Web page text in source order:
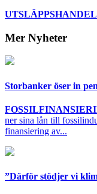
UTSLÄPPSHANDEL
Mer Nyheter
Storbanker öser in
ner sina lån till
finansiering av...
”Därför stödjer vi